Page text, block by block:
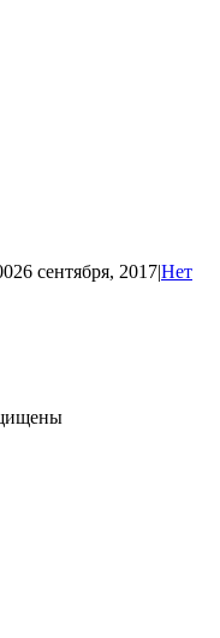
26 сентября, 2017|Нет